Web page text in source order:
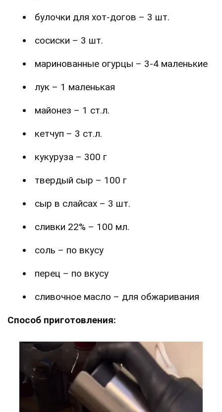
булочки для хот-догов – 3 шт.
сосиски – 3 шт.
маринованные огурцы – 3-4 маленькие
лук – 1 маленькая
майонез – 1 ст.л.
кетчуп – 3 ст.л.
кукуруза – 300 г
твердый сыр – 100 г
сыр в слайсах – 3 шт.
сливки 22% – 100 мл.
соль – по вкусу
перец – по вкусу
сливочное масло – для обжаривания
Способ приготовления: